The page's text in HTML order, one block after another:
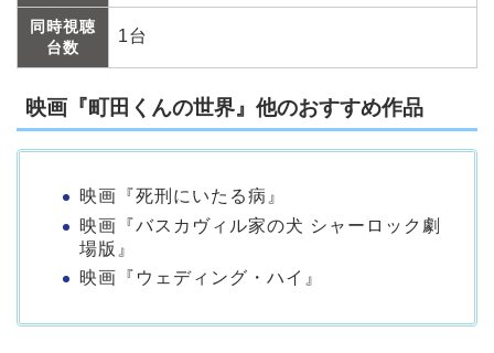
同時視聴
台数
1台
映画『町田くんの世界』他のおすすめ作品
映画『死刑にいたる病』
映画『バスカヴィル家の犬 シャーロック劇
場版』
映画『ウェディング・ハイ』